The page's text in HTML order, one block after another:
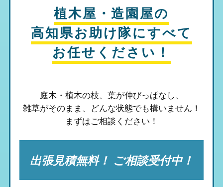
植木屋・造園屋の
高知県お助け隊にすべて
お任せください！
庭木・植木の枝、葉が伸びっぱなし、
雑草がそのまま、 どんな状態でも構いません！
まずはご相談ください！
出張見積無料！ ご相談受付中！